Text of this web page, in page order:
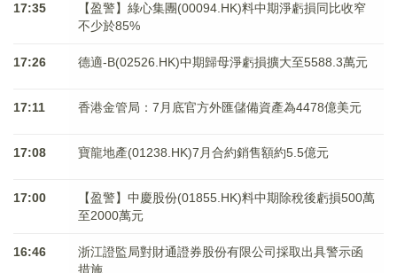
17:35
【盈警】綠心集團(00094.HK)料中期淨虧損同比收窄
不少於85%
17:26 德適-B(02526.HK)中期歸母淨虧損擴大至5588.3萬元
17:11 香港金管局：7月底官方外匯儲備資產為4478億美元
17:08 寶龍地產(01238.HK)7月合約銷售額約5.5億元
17:00
【盈警】中慶股份(01855.HK)料中期除稅後虧損500萬
至2000萬元
16:46
浙江證監局對財通證券股份有限公司採取出具警示函
措施